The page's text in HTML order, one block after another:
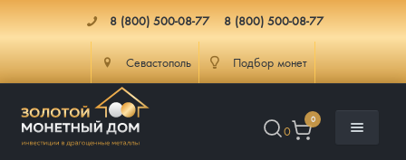
8 (800) 500-08-77 8 (800) 500-08-77
Севастополь Подбор монет
0
0